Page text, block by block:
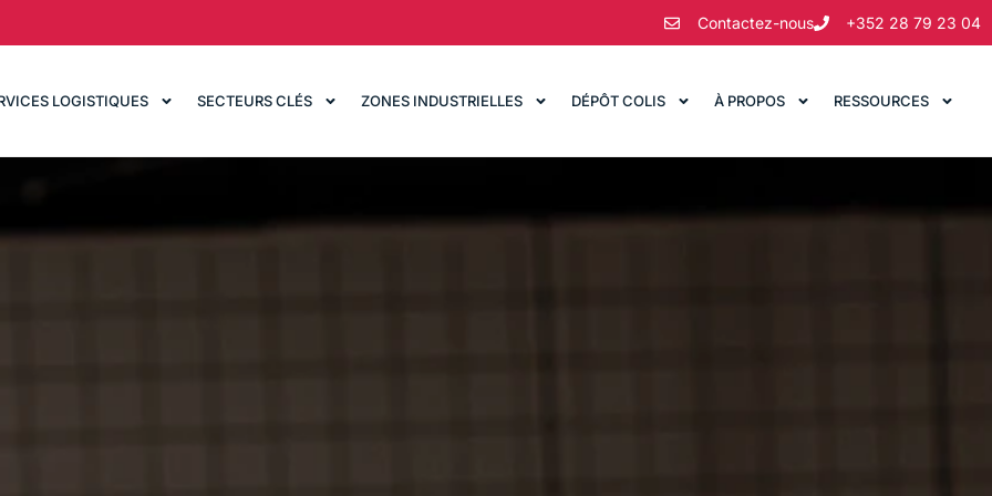
Contactez-nous +352 28 79 23 04
LOGISTIQUES SECTEURS CLÉS ZONES INDUSTRIELLES DÉPÔT COLIS À PROPOS RESSOURCES